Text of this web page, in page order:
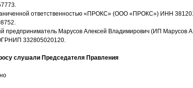
ответственностью «ПРОКС» (ООО «ПРОКС») ИНН
предприниматель Марусов Алексей Владимирович (ИП Марусов
332805020120.
слушали Председателя Правления